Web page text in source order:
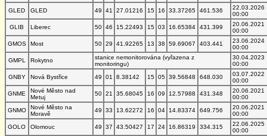
GLED
GLED 49 41 27.01216 15 16 33.37265 461.536
22.03.2026
00:00
GLIB
Liberec 50 46 15.22493 15 03 16.65384 431.399
20.06.2021
00:00
GMOS
Most 50 29 41.92265 13 38 59.69067 403.441
23.06.2024
00:00
GMPL
Rokytno
stanice nemonitorována (vyřazena z
monitoringu)
30.04.2023
00:00
GNBY
Nová Bystřice 49 01 8.38142 15 05 39.56848 648.030
03.07.2022
00:00
GNME
Nové Město nad
Metuj
50 21 35.68045 16 09 12.57988 431.348
20.06.2021
00:00
GNMO
Nové Město na
Moravě
49 33 13.62272 16 04 14.83374 649.756
20.06.2021
00:00
GOLO
Olomouc 49 37 43.50427 17 24 16.86319 334.315
22.06.2025
00:00